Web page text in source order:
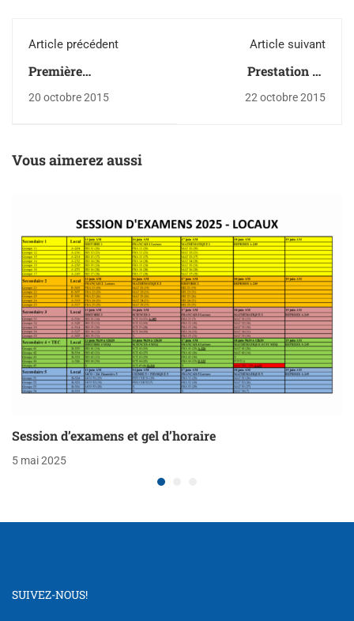
Article précédent
Première
20 octobre 2015
Article suivant
Prestation de
Vidéotron
22 octobre 2015
Vous aimerez aussi
Session d’examens et gel d’horaire
5 mai 2025
SUIVEZ-NOUS!